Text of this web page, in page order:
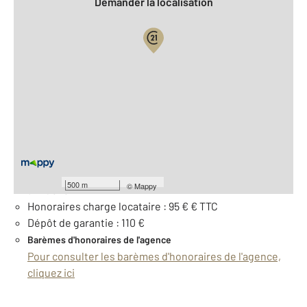
500 m ©Mappy
Loyer de base : 95 € par mois
annuelle
Honoraires charge locataire : 95 € € TTC
Dépôt de garantie : 110 €
Barèmes d'honoraires de l'agence
Pour consulter les barèmes d'honoraires de l'agence,
cliquez ici